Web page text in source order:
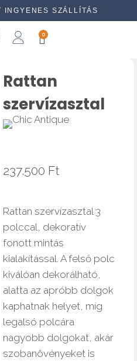
INGYENES SZÁLLÍTÁS
0
Rattan
szervízasztal
237.500 Ft
Rattan szervízasztal 3
polccal, dekoratív
fonott mintás
kialakítással. A felső polc
kiválóan dekorálható,
alatta az apróbb dolgok
kaphatnak helyet, míg
legalsó polcára
nagyobb dolgokat, akár
szobanövényeket is